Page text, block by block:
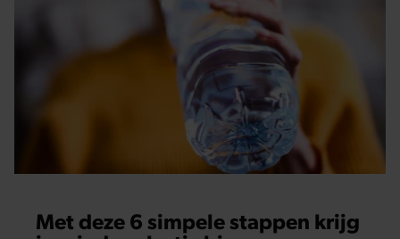
Met deze 6 simpele stappen krijg